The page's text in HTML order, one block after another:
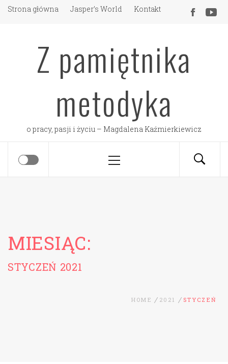
SkipStrona główna Jasper’s World Kontakt
Z pamiętnika
metodyka
o pracy, pasji i życiu – Magdalena Kaźmierkiewicz
Menu
MIESIĄC:
STYCZEŃ 2021
HOME 2021 STYCZEŃ